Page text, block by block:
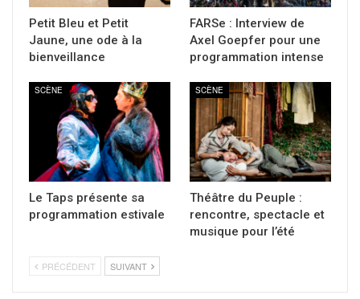
Petit Bleu et Petit
Jaune, une ode à la
bienveillance
FARSe : Interview de
Axel Goepfer pour une
programmation intense
SCÈNE
Le Taps présente sa
programmation estivale
SCÈNE
Théâtre du Peuple :
rencontre, spectacle et
musique pour l’été
PRÉCÉDENT SUIVANT